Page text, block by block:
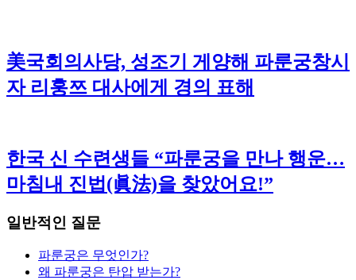
美국회의사당, 성조기 게양해 파룬궁창시
자 리훙쯔 대사에게 경의 표해
한국 신 수련생들 “파룬궁을 만나 행운…
마침내 진법(眞法)을 찾았어요!”
일반적인 질문
파룬궁은 무엇인가?
왜 파룬궁은 탄압 받는가?